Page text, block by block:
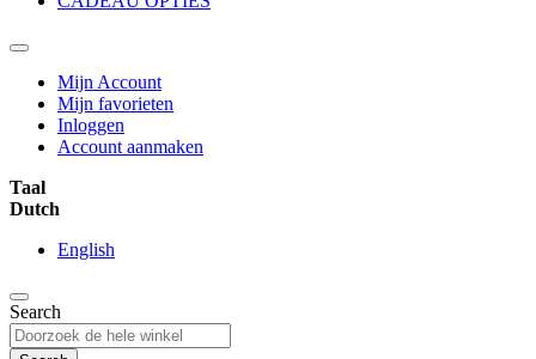
Mijn Account
Mijn favorieten
Inloggen
Account aanmaken
Taal
Dutch
English
Search